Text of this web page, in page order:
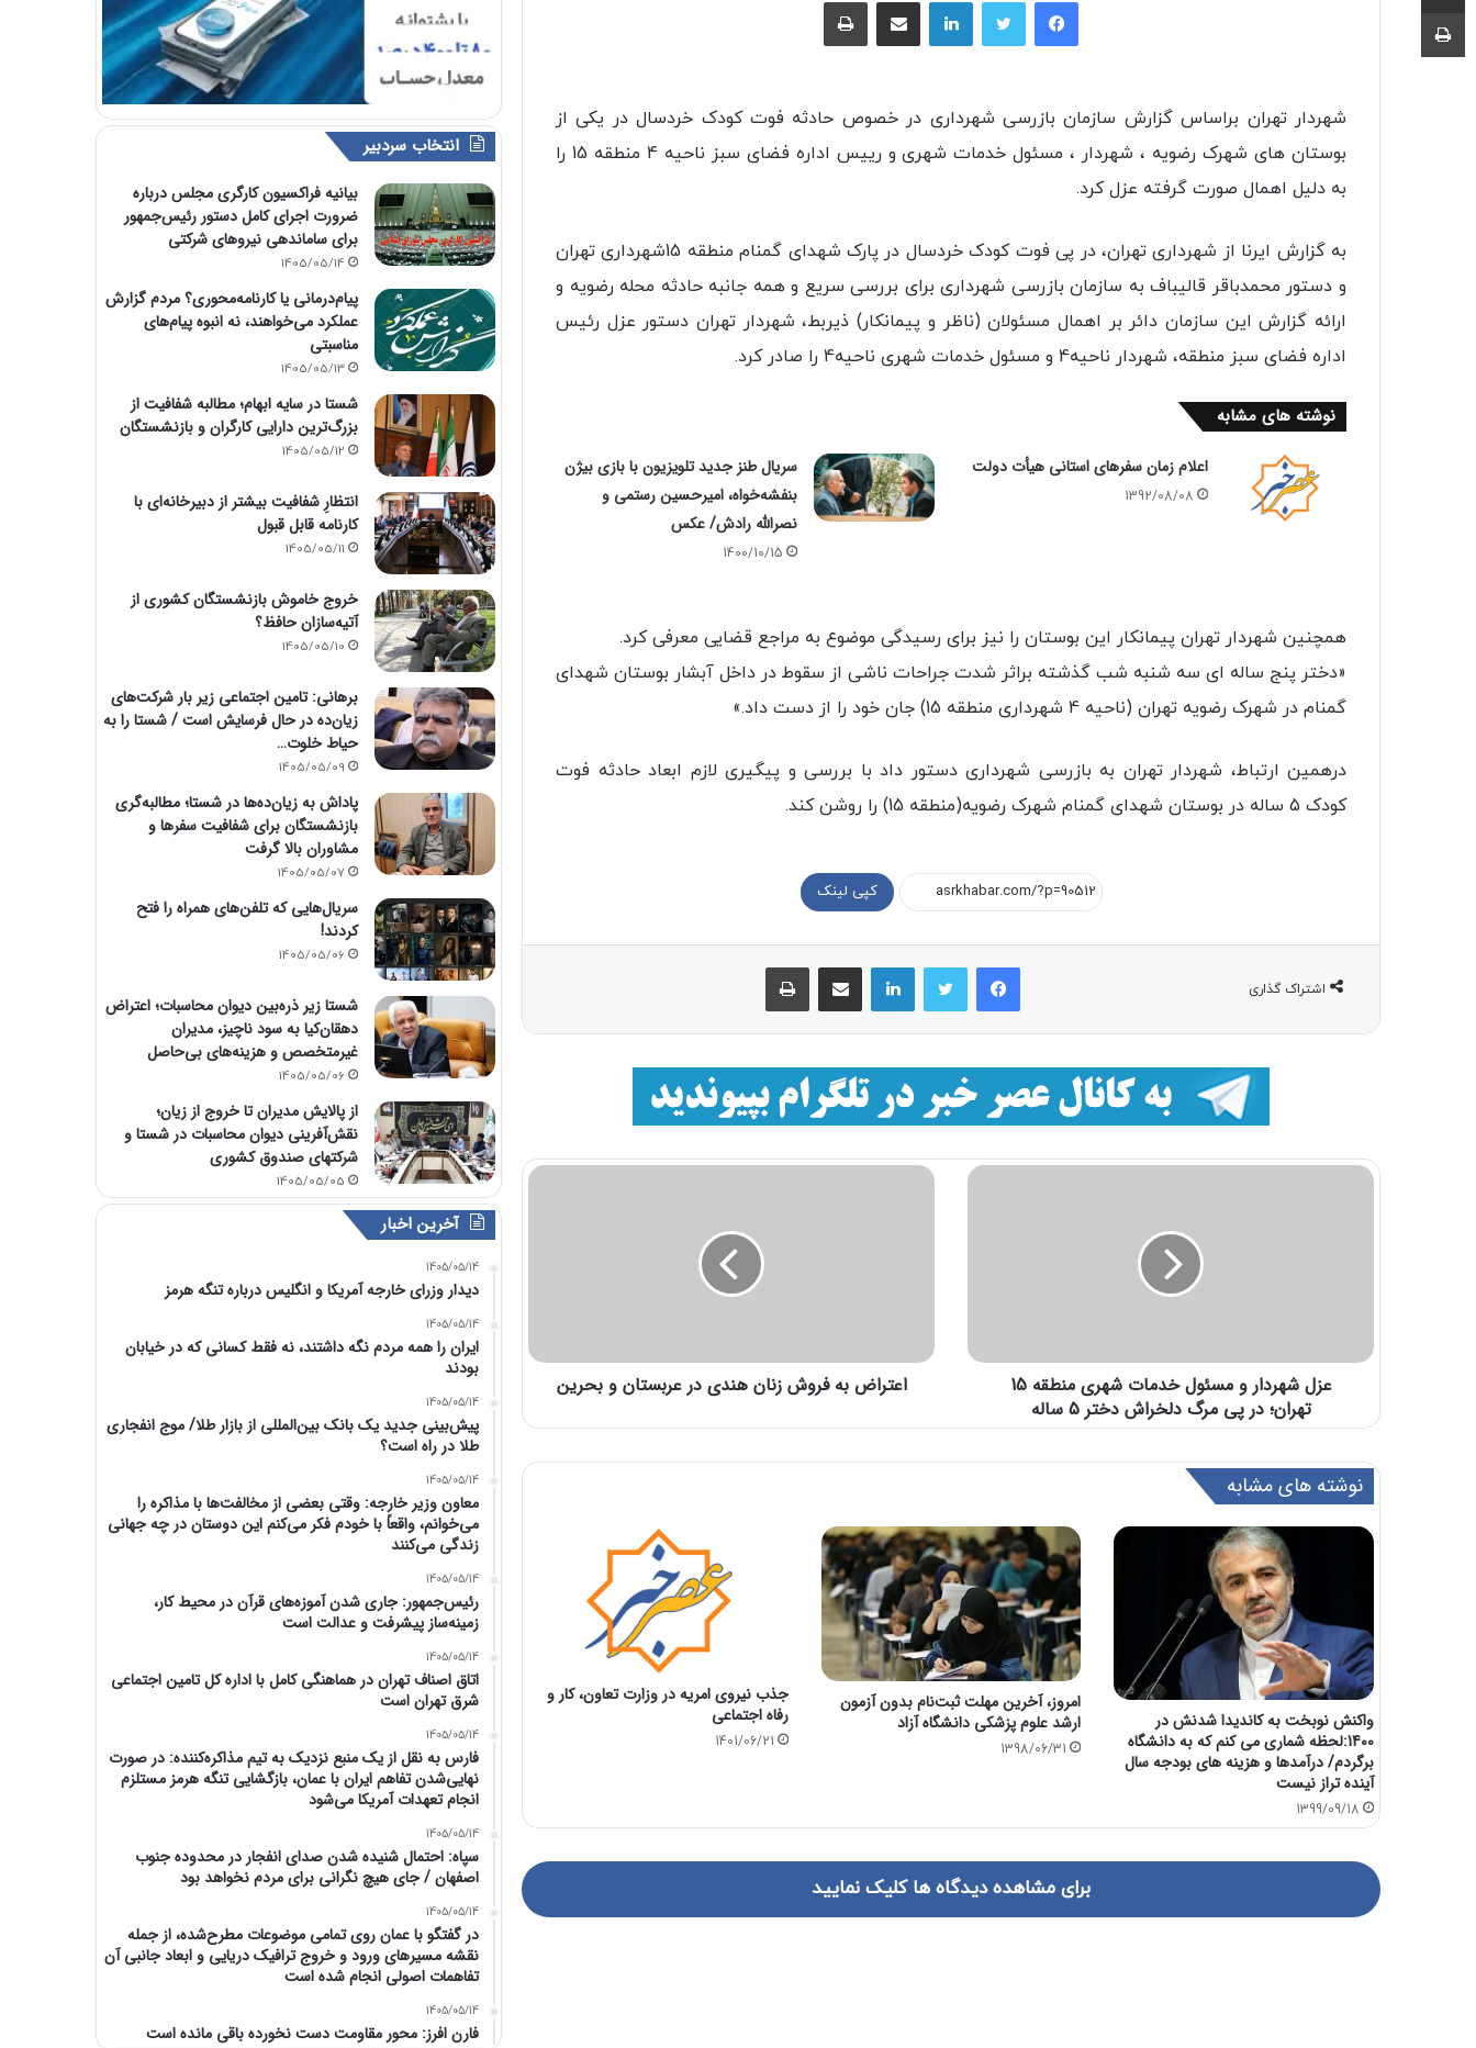
شهردار تهران براساس گزارش سازمان بازرسی شهرداری در خصوص حادثه فوت کودک خردسال در یکی از
بوستان های شهرک رضویه ، شهردار ، مسئول خدمات شهری و رییس اداره فضای سبز ناحیه 4 منطقه 15 را
به دلیل اهمال صورت گرفته عزل کرد.
به گزارش ایرنا از شهرداری تهران، در پی فوت کودک خردسال در پارک شهدای گمنام منطقه 15شهرداری تهران
و دستور محمدباقر قالیباف به سازمان بازرسی شهرداری برای بررسی سریع و همه جانبه حادثه محله رضویه و
ارائه گزارش این سازمان دائر بر اهمال مسئولان (ناظر و پیمانکار) ذیربط، شهردار تهران دستور عزل رئیس
اداره فضای سبز منطقه، شهردار ناحیه4 و مسئول خدمات شهری ناحیه4 را صادر کرد.
نوشته های مشابه
اعلام زمان سفرهای استانی هیأت دولت
1392/08/08
سریال طنز جدید تلویزیون با بازی بیژن
بنفشه‌خواه، امیرحسین رستمی و
نصرالله رادش/ عکس
1400/10/15
همچنین شهردار تهران پیمانکار این بوستان را نیز برای رسیدگی موضوع به مراجع قضایی معرفی کرد.
«دختر پنج ساله ای سه شنبه شب گذشته براثر شدت جراحات ناشی از سقوط در داخل آبشار بوستان شهدای
گمنام در شهرک رضویه تهران (ناحیه 4 شهرداری منطقه 15) جان خود را از دست داد.»
درهمین ارتباط، شهردار تهران به بازرسی شهرداری دستور داد با بررسی و پیگیری لازم ابعاد حادثه فوت
کودک 5 ساله در بوستان شهدای گمنام شهرک رضویه(منطقه 15) را روشن کند.
کپی لینک
اشتراک گذاری
فیسبوک لینکداین
عزل شهردار و مسئول خدمات شهری منطقه 15
تهران؛ در پی مرگ دلخراش دختر 5 ساله
اعتراض به فروش زنان هندی در عربستان و بحرین
نوشته های مشابه
واکنش نوبخت به کاندیدا شدنش در
1400:لحظه شماری می کنم که به دانشگاه
برگردم/ درآمدها و هزینه های بودجه سال
آینده تراز نیست
1399/09/18
امروز، آخرین مهلت ثبت‌نام بدون آزمون
ارشد علوم پزشکی دانشگاه آزاد
1398/06/31
جذب نیروی امریه در وزارت تعاون، کار و
رفاه اجتماعی
1401/06/21
برای مشاهده دیدگاه ها کلیک نمایید
انتخاب سردبیر
بیانیه فراکسیون کارگری مجلس درباره
ضرورت اجرای کامل دستور رئیس‌جمهور
برای ساماندهی نیروهای شرکتی
1405/05/14
پیام‌درمانی یا کارنامه‌محوری؟ مردم گزارش
عملکرد می‌خواهند، نه انبوه پیام‌های
مناسبتی
1405/05/13
شستا در سایه ابهام؛ مطالبه شفافیت از
بزرگ‌ترین دارایی کارگران و بازنشستگان
1405/05/12
انتظارِ شفافیت بیشتر از دبیرخانه‌ای با
کارنامه قابل قبول
1405/05/11
خروج خاموش بازنشستگان کشوری از
آتیه‌سازان حافظ؟
1405/05/10
برهانی: تامین اجتماعی زیر بار شرکت‌های
زیان‌ده در حال فرسایش است / شستا را به
حیاط خلوت…
1405/05/09
پاداش به زیان‌ده‌ها در شستا؛ مطالبه‌گری
بازنشستگان برای شفافیت سفرها و
مشاوران بالا گرفت
1405/05/07
سریال‌هایی که تلفن‌های همراه را فتح
کردند!
1405/05/06
شستا زیر ذره‌بین دیوان محاسبات؛ اعتراض
دهقان‌کیا به سود ناچیز، مدیران
غیرمتخصص و هزینه‌های بی‌حاصل
1405/05/06
از پالایش مدیران تا خروج از زیان؛
نقش‌آفرینی دیوان محاسبات در شستا و
شرکتهای صندوق کشوری
1405/05/05
آخرین اخبار
1405/05/14
دیدار وزرای خارجه آمریکا و انگلیس درباره تنگه هرمز
1405/05/14
ایران را همه مردم نگه داشتند، نه فقط کسانی که در خیابان
بودند
1405/05/14
پیش‌بینی جدید یک بانک بین‌المللی از بازار طلا/ موج انفجاری
طلا در راه است؟
1405/05/14
معاون وزیر خارجه: وقتی بعضی از مخالفت‌ها با مذاکره را
می‌خوانم، واقعاً با خودم فکر می‌کنم این دوستان در چه جهانی
زندگی می‌کنند
1405/05/14
رئیس‌جمهور: جاری شدن آموزه‌های قرآن در محیط کار،
زمینه‌ساز پیشرفت و عدالت است
1405/05/14
اتاق اصناف تهران در هماهنگی کامل با اداره کل تامین اجتماعی
شرق تهران است
1405/05/14
فارس به نقل از یک منبع نزدیک به تیم مذاکره‌کننده: در صورت
نهایی‌شدن تفاهم ایران با عمان، بازگشایی تنگه هرمز مستلزم
انجام تعهدات آمریکا می‌شود
1405/05/14
سپاه: احتمال شنیده شدن صدای انفجار در محدوده جنوب
اصفهان / جای هیچ نگرانی برای مردم نخواهد بود
1405/05/14
در گفتگو با عمان روی تمامی موضوعات مطرح‌شده، از جمله
نقشه مسیرهای ورود و خروج ترافیک دریایی و ابعاد جانبی آن
تفاهمات اصولی انجام شده است
1405/05/14
فارن افرز: محور مقاومت دست نخورده باقی مانده است